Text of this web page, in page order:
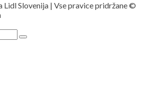
Lidl Slovenija | Vse pravice pridržane ©
Search